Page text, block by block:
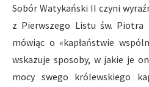
Sobór Watykański II czyni
z Pierwszego Listu św.
mówiąc o «kapłaństwie
wskazuje sposoby, w jakie je
mocy swego królewskiego